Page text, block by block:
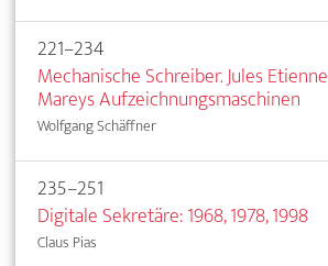
221–234
Mechanische Schreiber. Jules Etienne
Mareys Aufzeichnungsmaschinen
Wolfgang Schäffner
235–251
Digitale Sekretäre: 1968, 1978, 1998
Claus Pias